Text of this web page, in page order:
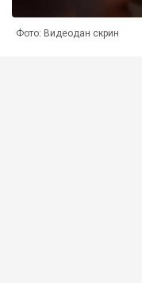
Фото: Видеодан скрин